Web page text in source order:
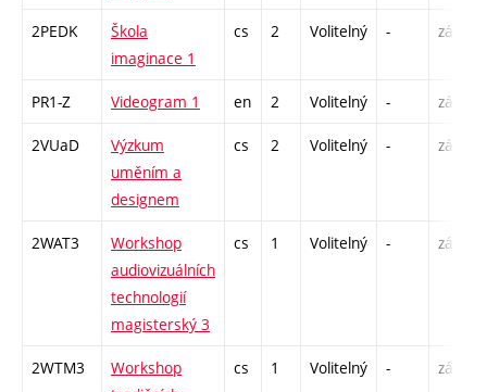
2PEDK
Škola
imaginace 1
cs 2 Volitelný - zá
PR1-Z Videogram 1 en 2 Volitelný - zá
2VUaD
Výzkum
uměním a
designem
cs 2 Volitelný - zá
2WAT3
Workshop
audiovizuálních
technologií
magisterský 3
cs 1 Volitelný - zá
2WTM3
Workshop
cs 1 Volitelný - zá